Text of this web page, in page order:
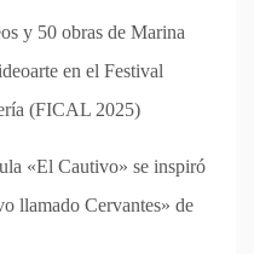
y 50 obras de Marina
en el Festival
(FICAL 2025)
«El Cautivo» se inspiró
llamado Cervantes» de